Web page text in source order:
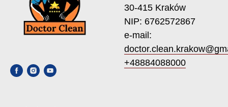
30-415 Kraków
NIP: 6762572867
e-mail:
+48884088000